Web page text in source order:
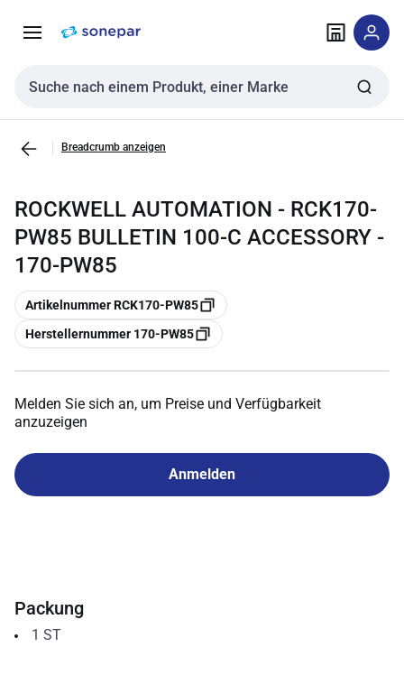
NavigationInhalt
Sucheingabe
Breadcrumb anzeigen
ROCKWELL AUTOMATION - RCK170-
PW85 BULLETIN 100-C ACCESSORY -
170-PW85
Kopieren
Artikelnummer RCK170-PW85
Kopieren
Herstellernummer 170-PW85
Melden Sie sich an, um Preise und Verfügbarkeit
anzuzeigen
Anmelden
Packung
1 ST